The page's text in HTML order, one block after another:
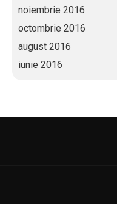
noiembrie 2016
octombrie 2016
august 2016
iunie 2016